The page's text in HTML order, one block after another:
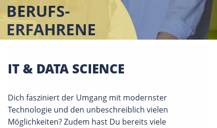
BERUFS-
ERFAHRENE
IT & DATA SCIENCE
Dich fasziniert der Umgang mit modernster
Technologie und den unbeschreiblich vielen
Möglichkeiten? Zudem hast Du bereits viele